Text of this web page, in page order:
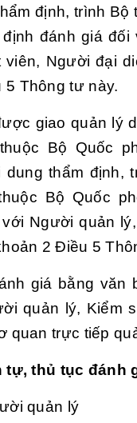
định, trình Bộ
đánh giá
viên, Người đại
5 Thông tư này.
giao quản lý
Bộ Quốc
dung thẩm định,
Bộ Quốc
Người quản
2 Điều 5
giá bằng văn
quản lý, Kiểm
quan trực tiếp
tự, thủ tục đánh
quản lý